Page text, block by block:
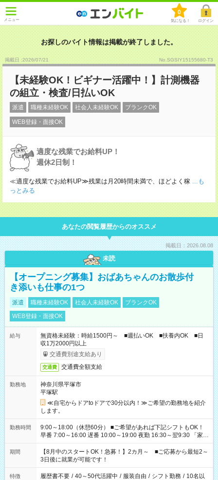
メニュー
0
気になる！ ログイン
お探しのバイト情報は掲載が終了しました。
掲載日 :2026/07/21 No.SGSIY15155680-T3
【未経験OK！ビギナー活躍中！】計測機器
の組立・検査/日払いOK
派遣 職種未経験OK 社会人未経験OK ブランクOK
WEB登録・面接OK
適度な残業でお給料UP！
週休2日制！
≪適度な残業でお給料UP≫残業は月20時間未満で、ほどよく稼 ...も
っとみる
あなたの閲覧履歴からのオススメ
掲載日：2026.08.08
未読
【オープニング募集】おばあちゃんのお散歩付
き添いも仕事の1つ
派遣 職種未経験OK 社会人未経験OK
ブランクOK
WEB登録・面接OK
給与
無資格未経験：時給1500円～ ■週払いOK ■扶養内OK ■日
収1万2000円以上
交通費別途支給あり
交通費 交通費全額支給
勤務地
神奈川県平塚市
平塚駅
≪自宅からドアtoドアで30分以内！≫ご希望の勤務地を紹介
します。
勤務時間
9:00～18:00（休憩60分） ■ご希望があれば下記シフトもOK！
早番 7:00～16:00 遅番 10:00～19:00 夜勤 16:30～翌9:30 「家族
と休みを合わせたい」 「余裕を持って夕飯の準備がしたい」
「できれば残業はしたくない」 など、ご希望を教えてください
ね。 ※Wワーク希望の方へ 今ご覧のお仕事で希望する勤務時間
と、もう1つのお仕事の勤務時間。 合計で週40時間を超える場
合は応募できません。
期間
【8月中のスタートOK！急募！】2カ月～ ■ご応募から最短2～
3日後に就業が可能です！
特徴 履歴書不要 / 40～50代活躍中 / 服装自由 / シフト勤務 / 10名以